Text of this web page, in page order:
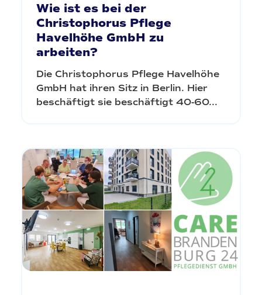
Wie ist es bei der
Christophorus Pflege
Havelhöhe GmbH zu
arbeiten?
Die Christophorus Pflege Havelhöhe
GmbH hat ihren Sitz in Berlin. Hier
beschäftigt sie beschäftigt 40-60...